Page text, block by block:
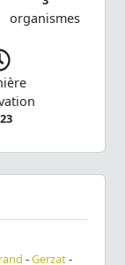
organismes
-Gerzat-